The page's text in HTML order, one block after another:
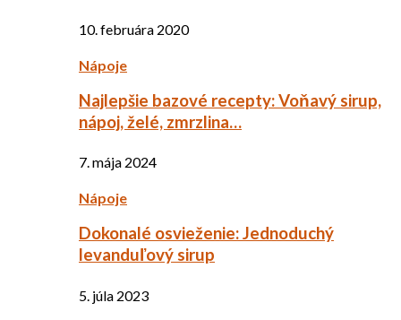
10. februára 2020
Nápoje
Najlepšie bazové recepty: Voňavý sirup,
nápoj, želé, zmrzlina…
7. mája 2024
Nápoje
Dokonalé osvieženie: Jednoduchý
levanduľový sirup
5. júla 2023